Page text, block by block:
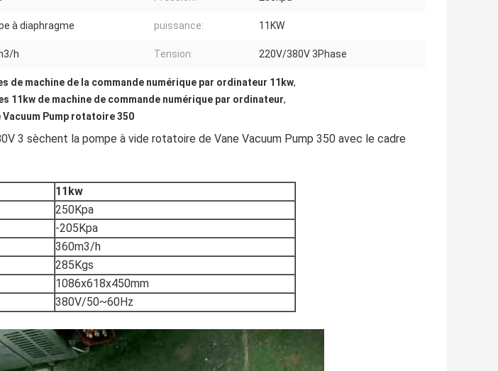
à diaphragme puissance: 11KW
h Tension: 220V/380V 3Phase
de machine de la commande numérique par ordinateur 11kw,
11kw de machine de commande numérique par ordinateur,
Vacuum Pump rotatoire 350
3 sèchent la pompe à vide rotatoire de Vane Vacuum Pump 350 avec le cadre
11kw
250Kpa
-205Kpa
360m3/h
285Kgs
1086x618x450mm
380V/50~60Hz